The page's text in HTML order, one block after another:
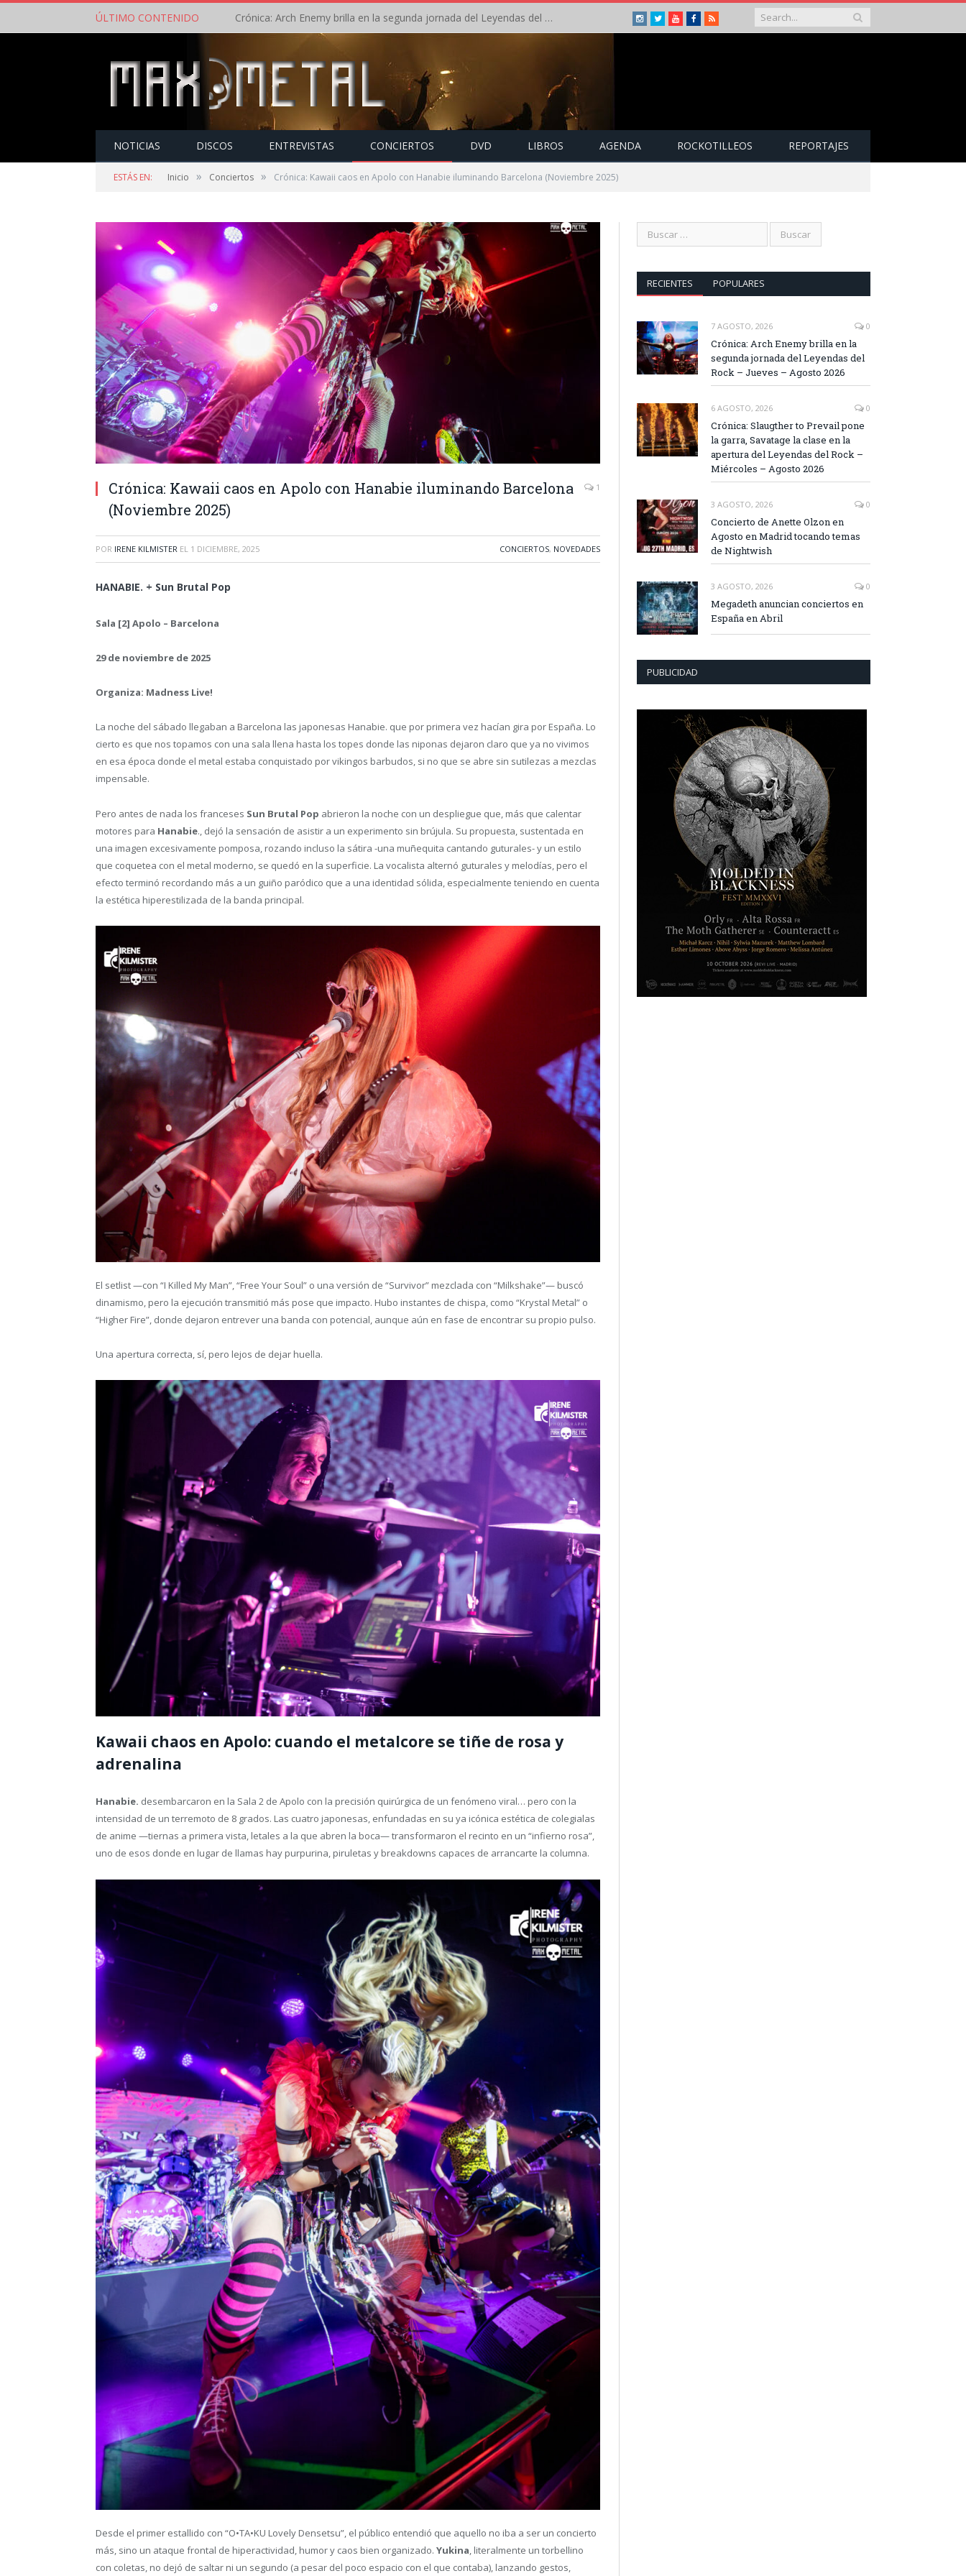
ÚLTIMO CONTENIDO Crónica: Arch Enemy brilla en la segunda jornada del Leyendas del Rock – Jueves – Agosto 2026 Instagram
TwitterYoutubeFacebook
RSS
NOTICIAS DISCOS ENTREVISTAS CONCIERTOS DVD LIBROS AGENDA ROCKOTILLEOS REPORTAJES
ESTÁS EN: Inicio » Conciertos » Crónica: Kawaii caos en Apolo con Hanabie iluminando Barcelona (Noviembre 2025)
Crónica: Kawaii caos en Apolo con Hanabie iluminando Barcelona
(Noviembre 2025)
1
POR IRENE KILMISTER EL 1 DICIEMBRE, 2025 CONCIERTOS, NOVEDADES
HANABIE. + Sun Brutal Pop
Sala [2] Apolo – Barcelona
29 de noviembre de 2025
Organiza: Madness Live!
La noche del sábado llegaban a Barcelona las japonesas Hanabie. que por primera vez hacían gira por España. Lo
cierto es que nos topamos con una sala llena hasta los topes donde las niponas dejaron claro que ya no vivimos
en esa época donde el metal estaba conquistado por vikingos barbudos, si no que se abre sin sutilezas a mezclas
impensable.
Pero antes de nada los franceses Sun Brutal Pop abrieron la noche con un despliegue que, más que calentar
motores para Hanabie., dejó la sensación de asistir a un experimento sin brújula. Su propuesta, sustentada en
una imagen excesivamente pomposa, rozando incluso la sátira -una muñequita cantando guturales- y un estilo
que coquetea con el metal moderno, se quedó en la superficie. La vocalista alternó guturales y melodías, pero el
efecto terminó recordando más a un guiño paródico que a una identidad sólida, especialmente teniendo en cuenta
la estética hiperestilizada de la banda principal.
El setlist —con “I Killed My Man”, “Free Your Soul” o una versión de “Survivor” mezclada con “Milkshake”— buscó
dinamismo, pero la ejecución transmitió más pose que impacto. Hubo instantes de chispa, como “Krystal Metal” o
“Higher Fire”, donde dejaron entrever una banda con potencial, aunque aún en fase de encontrar su propio pulso.
Una apertura correcta, sí, pero lejos de dejar huella.
Kawaii chaos en Apolo: cuando el metalcore se tiñe de rosa y
adrenalina
Hanabie. desembarcaron en la Sala 2 de Apolo con la precisión quirúrgica de un fenómeno viral… pero con la
intensidad de un terremoto de 8 grados. Las cuatro japonesas, enfundadas en su ya icónica estética de colegialas
de anime —tiernas a primera vista, letales a la que abren la boca— transformaron el recinto en un “infierno rosa”,
uno de esos donde en lugar de llamas hay purpurina, piruletas y breakdowns capaces de arrancarte la columna.
Desde el primer estallido con “O•TA•KU Lovely Densetsu”, el público entendió que aquello no iba a ser un concierto
más, sino un ataque frontal de hiperactividad, humor y caos bien organizado. Yukina, literalmente un torbellino
con coletas, no dejó de saltar ni un segundo (a pesar del poco espacio con el que contaba), lanzando gestos,
RECIENTES POPULARES
7 AGOSTO, 2026 0
Crónica: Arch Enemy brilla en la
segunda jornada del Leyendas del
Rock – Jueves – Agosto 2026
6 AGOSTO, 2026 0
Crónica: Slaugther to Prevail pone
la garra, Savatage la clase en la
apertura del Leyendas del Rock –
Miércoles – Agosto 2026
3 AGOSTO, 2026 0
Concierto de Anette Olzon en
Agosto en Madrid tocando temas
de Nightwish
3 AGOSTO, 2026 0
Megadeth anuncian conciertos en
España en Abril
PUBLICIDAD